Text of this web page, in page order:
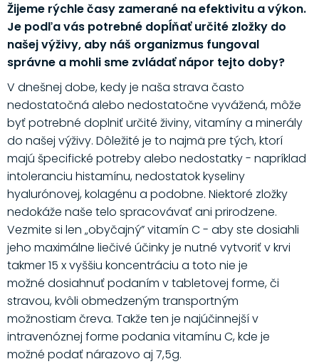
Žijeme rýchle časy zamerané na efektivitu a výkon.
Je podľa vás potrebné dopĺňať určité zložky do
našej výživy, aby náš organizmus fungoval
správne a mohli sme zvládať nápor tejto doby?
V dnešnej dobe, kedy je naša strava často
nedostatočná alebo nedostatočne vyvážená, môže
byť potrebné doplniť určité živiny, vitamíny a minerály
do našej výživy. Dôležité je to najmä pre tých, ktorí
majú špecifické potreby alebo nedostatky - napríklad
intoleranciu histamínu, nedostatok kyseliny
hyalurónovej, kolagénu a podobne. Niektoré zložky
nedokáže naše telo spracovávať ani prirodzene.
Vezmite si len „obyčajný” vitamín C - aby ste dosiahli
jeho maximálne liečivé účinky je nutné vytvoriť v krvi
takmer 15 x vyššiu koncentráciu a toto nie je
možné dosiahnuť podaním v tabletovej forme, či
stravou, kvôli obmedzeným transportným
možnostiam čreva. Takže ten je najúčinnejší v
intravenóznej forme podania vitamínu C, kde je
možné podať nárazovo aj 7,5g.